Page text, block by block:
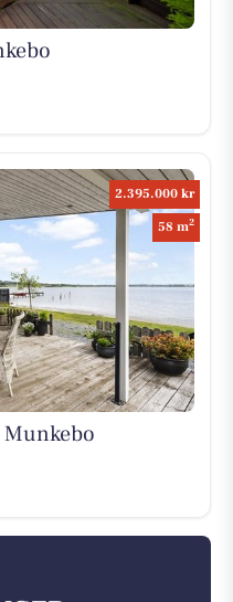
2.395.000 kr
58 m2